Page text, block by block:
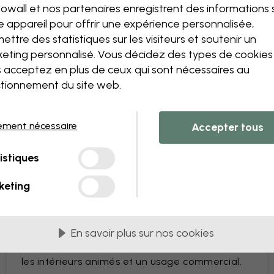
Modifiez la taille ou les
Ajoutez ou supprimez un
Personnalisez un détail
Créez votre propre
PVC Livrés en lès de 45 cm
LES PLUS POPULAIRES
Premium Matte
Papier peint premium avec une surface facile à
les intérieurs animés et un usage commercial.
et nos partenaires enregistrent des informations
appareil pour offrir une expérience personnalisée,
des statistiques sur les visiteurs et soutenir un
personnalisé. Vous décidez des types de
acceptez en plus de ceux qui sont nécessaires au
du site web.
nécessaire Accepter tous
En savoir plus sur nos cookies